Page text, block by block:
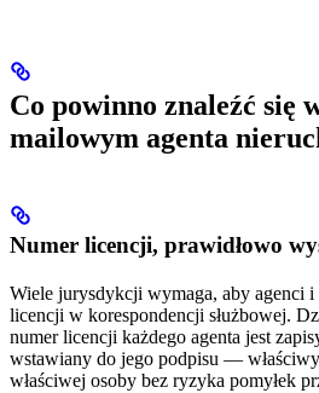
Co powinno znaleźć się
mailowym agenta
Numer licencji, prawidłowo
Wiele jurysdykcji wymaga, aby agenci
licencji w korespondencji służbowej.
numer licencji każdego agenta jest
wstawiany do jego podpisu —
właściwej osoby bez ryzyka pomyłek